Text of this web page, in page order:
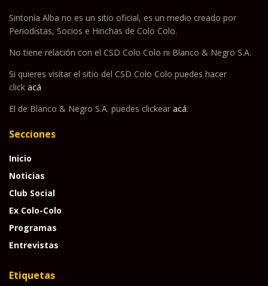
Sintonía Alba no es un sitio oficial, es un medio creado por
Periodistas, Socios e Hinchas de Colo Colo.
No tiene relación con el CSD Colo Colo ni Blanco & Negro S.A.
Si quieres visitar el sitio del CSD Colo Colo puedes hacer
click acá
El de Blanco & Negro S.A. puedes clickear acá.
Secciones
Inicio
Noticias
Club Social
Ex Colo-Colo
Programas
Entrevistas
Etiquetas